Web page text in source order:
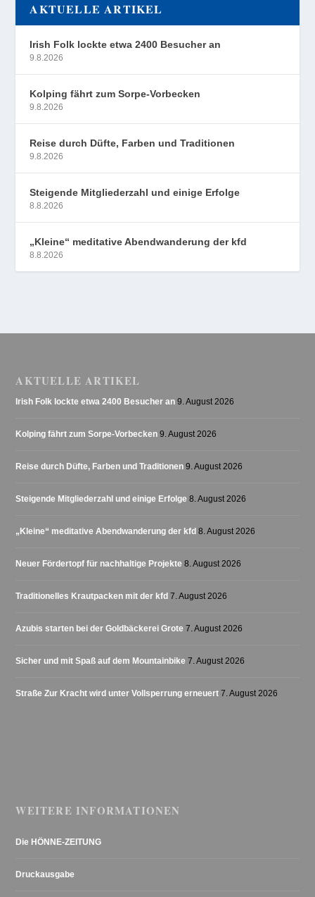
AKTUELLE ARTIKEL
Irish Folk lockte etwa 2400 Besucher an
9.8.2026
Kolping fährt zum Sorpe-Vorbecken
9.8.2026
Reise durch Düfte, Farben und Traditionen
9.8.2026
Steigende Mitgliederzahl und einige Erfolge
8.8.2026
„Kleine“ meditative Abendwanderung der kfd
8.8.2026
AKTUELLE ARTIKEL
Irish Folk lockte etwa 2400 Besucher an 9. August 2026
Kolping fährt zum Sorpe-Vorbecken 9. August 2026
Reise durch Düfte, Farben und Traditionen 9. August 2026
Steigende Mitgliederzahl und einige Erfolge 8. August 2026
„Kleine“ meditative Abendwanderung der kfd 8. August 2026
Neuer Fördertopf für nachhaltige Projekte 8. August 2026
Traditionelles Krautpacken mit der kfd 7. August 2026
Azubis starten bei der Goldbäckerei Grote 7. August 2026
Sicher und mit Spaß auf dem Mountainbike 7. August 2026
Straße Zur Kracht wird unter Vollsperrung erneuert 7. August 2026
WEITERE INFORMATIONEN
Die HÖNNE-ZEITUNG
Druckausgabe